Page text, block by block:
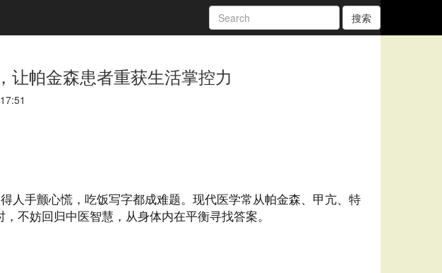
搜索
让帕金森患者重获生活掌控力
手颤心慌，吃饭写字都成难题。现代医学常从帕金森、甲亢、特
不妨回归中医智慧，从身体内在平衡寻找答案。